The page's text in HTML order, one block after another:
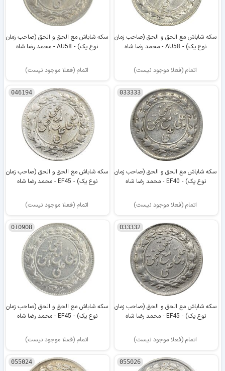
سکه شاباش مع الحق و الحق (صاحب زمان
نوع یک) - AU58 - محمد رضا شاه
اتمام (فعلا موجود نیست)
سکه شاباش مع الحق و الحق (صاحب زمان
نوع یک) - AU58 - محمد رضا شاه
اتمام (فعلا موجود نیست)
033333
سکه شاباش مع الحق و الحق (صاحب زمان
نوع یک) - EF40 - محمد رضا شاه
اتمام (فعلا موجود نیست)
046194
سکه شاباش مع الحق و الحق (صاحب زمان
نوع یک) - EF45 - محمد رضا شاه
اتمام (فعلا موجود نیست)
033332
سکه شاباش مع الحق و الحق (صاحب زمان
نوع یک) - EF45 - محمد رضا شاه
اتمام (فعلا موجود نیست)
010908
سکه شاباش مع الحق و الحق (صاحب زمان
نوع یک) - EF45 - محمد رضا شاه
اتمام (فعلا موجود نیست)
055026
055024